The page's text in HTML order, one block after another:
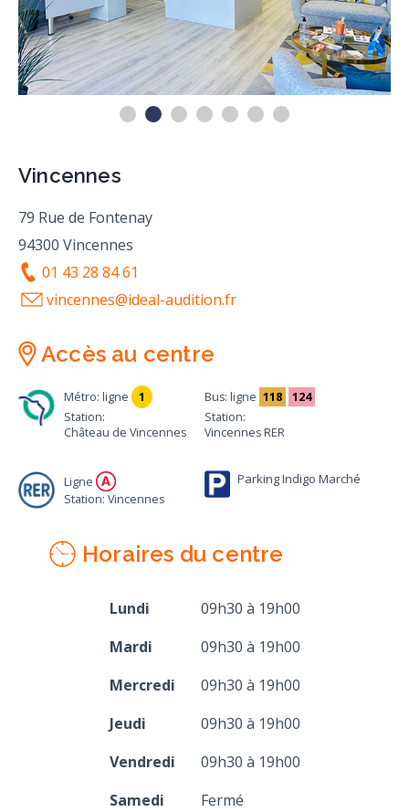
Vincennes
79 Rue de Fontenay
94300 Vincennes
01 43 28 84 61
vincennes@ideal-audition.fr
Accès au centre
Métro: ligne
1
Station:
Château de Vincennes
Ligne
Station: Vincennes
Bus: ligne 118
124
Station:
Vincennes RER
Parking Indigo Marché
Horaires du centre
Lundi
09h30 à 19h00
Mardi
09h30 à 19h00
Mercredi
09h30 à 19h00
Jeudi
09h30 à 19h00
Vendredi
09h30 à 19h00
Samedi
Fermé